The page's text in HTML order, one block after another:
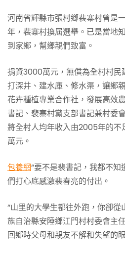
河南省輝縣市張村鄉裴寨村曾是
年，裴寨村換屆選舉。已是當地
到家鄉，幫鄉親們致富。
捐資3000萬元，無償為全村村民
打深井、建水庫、修水渠，讓鄉
花卉種植專業合作社，發展高效
書記、裴寨村黨支部書記兼村委
將全村人均年收入由2005年的不
萬元。
包養網“要不是裴書記，我都不知
們打心底感激裴春亮的付出。
“山里的大學生都往外跑，你卻從
族自治縣安陲鄉江門村村委會主
回鄉時父母和親友不解和失望的